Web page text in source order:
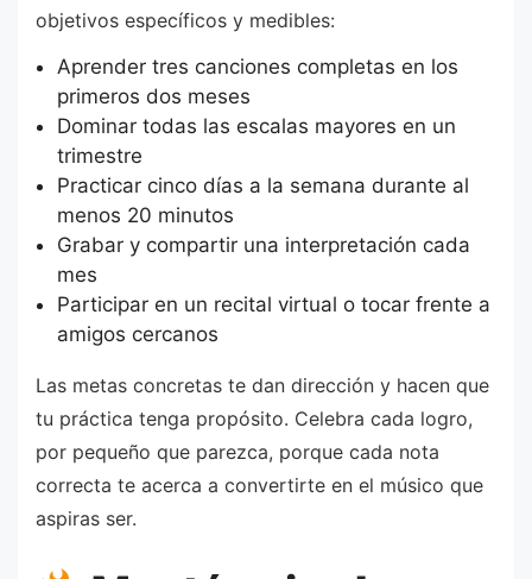
objetivos específicos y medibles:
Aprender tres canciones completas en los
primeros dos meses
Dominar todas las escalas mayores en un
trimestre
Practicar cinco días a la semana durante al
menos 20 minutos
Grabar y compartir una interpretación cada
mes
Participar en un recital virtual o tocar frente a
amigos cercanos
Las metas concretas te dan dirección y hacen que
tu práctica tenga propósito. Celebra cada logro,
por pequeño que parezca, porque cada nota
correcta te acerca a convertirte en el músico que
aspiras ser.